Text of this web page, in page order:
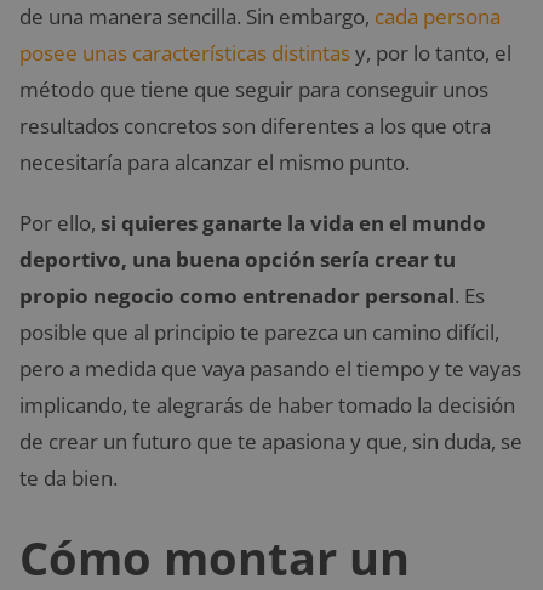
de una manera sencilla. Sin embargo, cada persona
posee unas características distintasy, por lo tanto, el
método que tiene que seguir para conseguir unos
resultados concretos son diferentes a los que otra
necesitaría para alcanzar el mismo punto.
Por ello, si quieres ganarte la vida en el mundo
deportivo, una buena opción sería crear tu
propio negocio como entrenador personal. Es
posible que al principio te parezca un camino difícil,
pero a medida que vaya pasando el tiempo y te vayas
implicando, te alegrarás de haber tomado la decisión
de crear un futuro que te apasiona y que, sin duda, se
te da bien.
Cómo montar un